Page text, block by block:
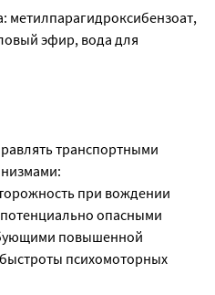
метилпарагидроксибензоат,
эфир, вода для
транспортными
при вождении
опасными
повышенной
психомоторных